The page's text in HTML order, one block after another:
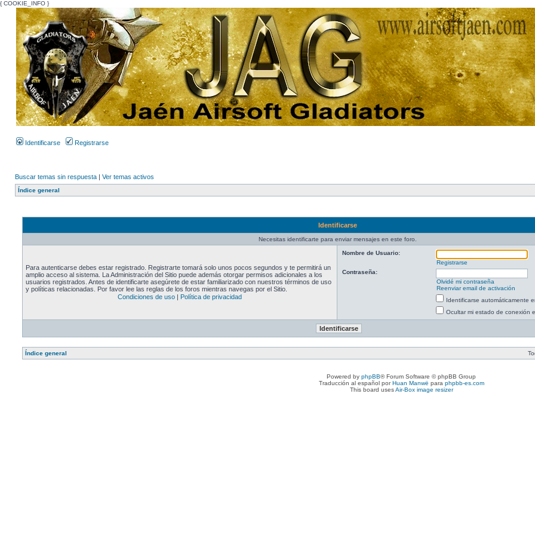
{ COOKIE_INFO }
Identificarse Registrarse
Buscar temas sin respuesta | Ver temas activos
Índice general
Identificarse
Necesitas identificarte para enviar mensajes en este foro.
Para autenticarse debes estar registrado. Registrarte tomará solo unos pocos segundos y te permitirá un
amplio acceso al sistema. La Administración del Sitio puede además otorgar permisos adicionales a los
usuarios registrados. Antes de identificarte asegúrete de estar familiarizado con nuestros términos de uso
y políticas relacionadas. Por favor lee las reglas de los foros mientras navegas por el Sitio.
Condiciones de uso | Política de privacidad
Nombre de Usuario:
Registrarse
Contraseña:
Olvidé mi contraseña
Reenviar email de activación
Identificarse automáticamente
Ocultar mi estado de conexión
Índice general
Powered by phpBB® Forum Software © phpBB Group
Traducción al español porHuan Manwë para phpbb-es.com
This board usesAir-Box image resizer